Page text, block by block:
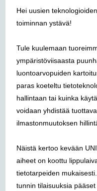
Hei uusien
toiminnan ystävä!
Tule kuulemaan
ympäristöviisaasta
luontoarvopuiden
paras koeteltu
hallintaan tai kuinka
voidaan yhdistää
ilmastonmuutoksen
Näistä kertoo kevään
aiheet on koottu
tietotarpeiden
tunnin tilaisuuksia